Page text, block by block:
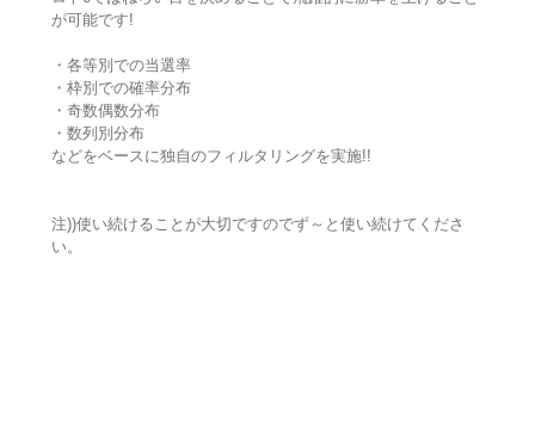
が可能です!
・各等別での当選率
・枠別での確率分布
・奇数偶数分布
・数列別分布
などをベースに独自のフィルタリングを実施!!
注))使い続けることが大切ですのでず～と使い続けてくださ
い。